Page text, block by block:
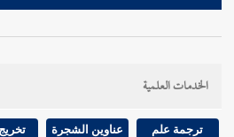
الخدمات العلمية
ترجمة علم عناوين الشجرة